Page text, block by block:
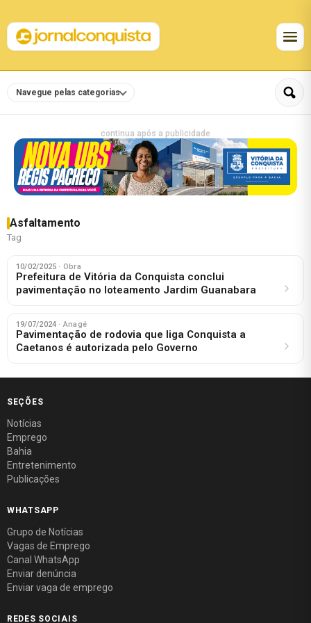
Navegue pelas categorias
continua após a publicidade
Asfaltamento
Tag
10/02/2025 · Obra
Prefeitura de Vitória da Conquista conclui
pavimentação no loteamento Jardim Guanabara
19/07/2024 · Anagé
Pavimentação de rodovia que liga Conquista a
Caetanos é autorizada pelo Governo
SEÇÕES
Notícias
Emprego
Bahia
Entretenimento
Publicações
WHATSAPP
Grupo de Notícias
Vagas de Emprego
Canal WhatsApp
Enviar denúncia
Enviar vaga de emprego
REDES SOCIAIS